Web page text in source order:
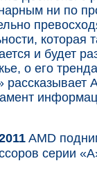
ни по
которая
и будет
о его
AMD
серии